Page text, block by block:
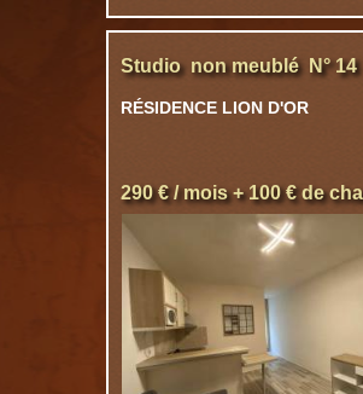
Studio non meublé N° 14
RÉSIDENCE LION D'OR
290 € / mois + 100 € de